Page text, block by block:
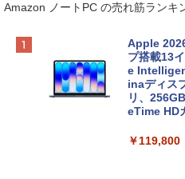
Amazon ノートPC の売れ筋ランキ
Apple
プ搭載13
e
inaディス
リ、
eTime HD
￥119,800